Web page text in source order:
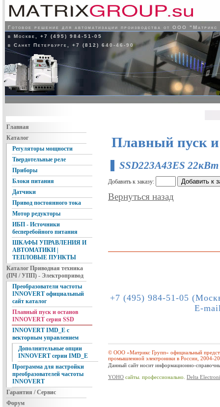
Готовое решение для автоматизации производства от ООО "Матрикс
в Москве, +7 (495) 984-51-05
в Санкт Петербурге, +7 (812) 640-46-90
Главная
Каталог
Регуляторы мощности
Твердотельные реле
Приборы
Блоки питания
Датчики
Привод постоянного тока
Мотор редукторы
ИБП - Источники
бесперебойного питания
ШКАФЫ УПРАВЛЕНИЯ И
АВТОМАТИКИ |
ТЕПЛОВЫЕ ПУНКТЫ
Каталог Приводная техника
(ПЧ / УПП) - Электропривод
Преобразователи частоты
INNOVERT официальный
сайт каталог
Плавный пуск и останов
INNOVERT серия SSD
INNOVERT IMD_E с
векторным управлением
Дополнительные опции
INNOVERT серии IMD_E
Программа для настройки
преобразователей частоты
INNOVERT
Гарантия / Сервис
Форум
Плавный пуск и
SSD223A43ES
Добавить к заказу:
Вернуться назад
+7 (495) 984-51-05
E-
© ООО «Матрикс Групп» официальный
промышленной электроники в России, 2004-
Данный сайт носит информационно-
YOHO сайты. профессионально. Delta